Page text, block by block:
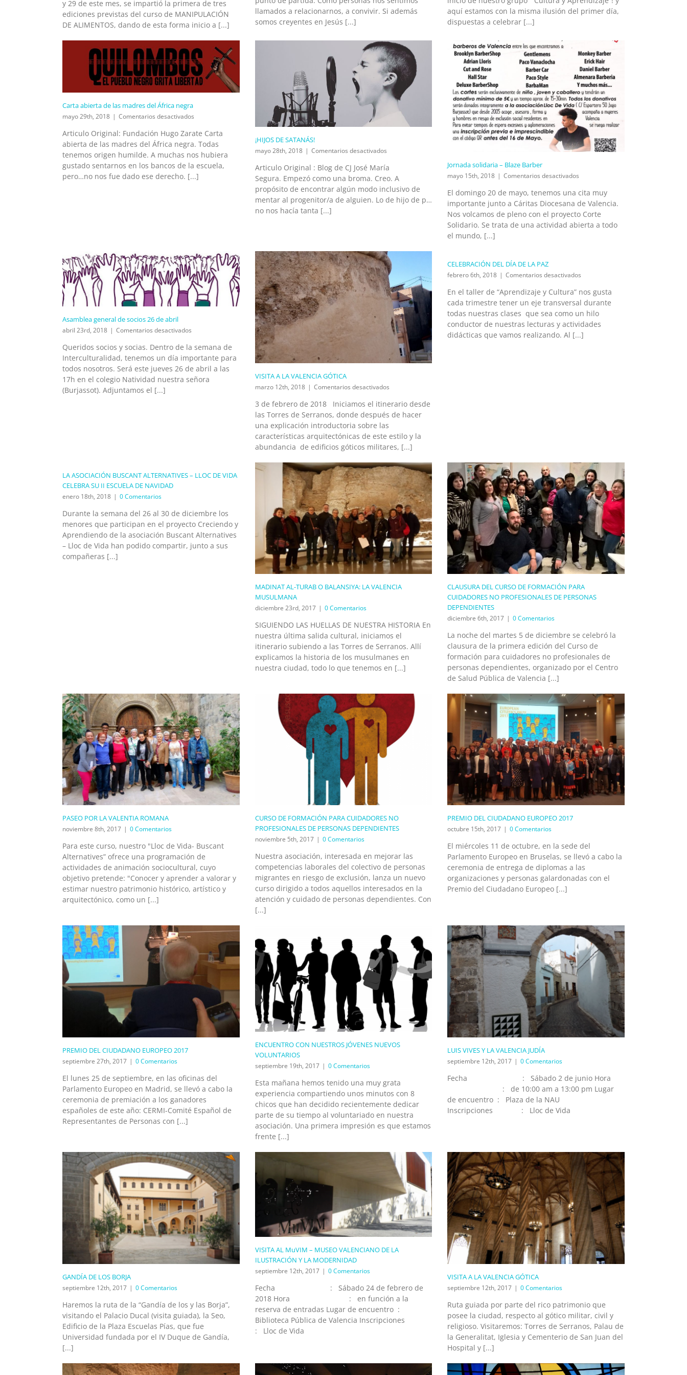
LOS
CURSOS
FORMACIÓN
y 29 de este mes, se impartió la primera de tres
ediciones previstas del curso de MANIPULACIÓN
DE ALIMENTOS, dando de esta forma inicio a [...]
llamados a relacionarnos, a convivir. Si además
somos creyentes en Jesús [...]
fin
de
aquí estamos con la misma ilusión del primer día,
dispuestas a celebrar [...]
Carta abierta de las madres del África negra
mayo 29th, 2018 | Comentarios desactivados
abierta
de
las
madres
del
África
Articulo Original: Fundación Hugo Zarate Carta
abierta de las madres del África negra. Todas
tenemos origen humilde. A muchas nos hubiera
gustado sentarnos en los bancos de la escuela,
pero…no nos fue dado ese derecho. [...]
¡HIJOS DE SATANÁS!
mayo 28th, 2018 | Comentarios desactivadosen
DE
SATANÁS!
Articulo Original : Blog de CJ José María
Segura. Empezó como una broma. Creo. A
propósito de encontrar algún modo inclusivo de
mentar al progenitor/a de alguien. Lo de hijo de p…
no nos hacía tanta [...]
Jornada solidaria – Blaze Barber
mayo 15th, 2018 | Comentarios desactivados
solidaria
–
Blaze
Barber
El domingo 20 de mayo, tenemos una cita muy
importante junto a Cáritas Diocesana de Valencia.
Nos volcamos de pleno con el proyecto Corte
Solidario. Se trata de una actividad abierta a todo
el mundo, [...]
Asamblea general de socios 26 de abril
abril 23rd, 2018 | Comentarios desactivados
general
de
socios
26
de
Queridos socios y socias. Dentro de la semana de
Interculturalidad, tenemos un día importante para
todos nosotros. Será este jueves 26 de abril a las
17h en el colegio Natividad nuestra señora
(Burjassot). Adjuntamos el [...]
VISITA A LA VALENCIA GÓTICA
marzo 12th, 2018 | Comentarios desactivadosen
A
LA
GÓTICA
3 de febrero de 2018 Iniciamos el itinerario desde
las Torres de Serranos, donde después de hacer
una explicación introductoria sobre las
características arquitectónicas de este estilo y la
abundancia de edificios góticos militares, [...]
CELEBRACIÓN DEL DÍA DE LA PAZ
febrero 6th, 2018 | Comentarios desactivados
DEL
DÍA
DE
LA
PAZ
En el taller de “Aprendizaje y Cultura” nos gusta
cada trimestre tener un eje transversal durante
todas nuestras clases que sea como un hilo
conductor de nuestras lecturas y actividades
didácticas que vamos realizando. Al [...]
LA ASOCIACIÓN BUSCANT ALTERNATIVES – LLOC DE VIDA
CELEBRA SU II ESCUELA DE NAVIDAD
enero 18th, 2018 | 0 Comentarios
Durante la semana del 26 al 30 de diciembre los
menores que participan en el proyecto Creciendo y
Aprendiendo de la asociación Buscant Alternatives
– Lloc de Vida han podido compartir, junto a sus
compañeras [...]
MADINAT AL-TURAB O BALANSIYA: LA VALENCIA
MUSULMANA
diciembre 23rd, 2017 | 0 Comentarios
SIGUIENDO LAS HUELLAS DE NUESTRA HISTORIA En
nuestra última salida cultural, iniciamos el
itinerario subiendo a las Torres de Serranos. Allí
explicamos la historia de los musulmanes en
nuestra ciudad, todo lo que tenemos en [...]
CLAUSURA DEL CURSO DE FORMACIÓN PARA
CUIDADORES NO PROFESIONALES DE PERSONAS
DEPENDIENTES
diciembre 6th, 2017 | 0 Comentarios
La noche del martes 5 de diciembre se celebró la
clausura de la primera edición del Curso de
formación para cuidadores no profesionales de
personas dependientes, organizado por el Centro
de Salud Pública de Valencia [...]
PASEO POR LA VALENTIA ROMANA
noviembre 8th, 2017 | 0 Comentarios
Para este curso, nuestro "Lloc de Vida- Buscant
Alternatives” ofrece una programación de
actividades de animación sociocultural, cuyo
objetivo pretende: "Conocer y aprender a valorar y
estimar nuestro patrimonio histórico, artístico y
arquitectónico, como un [...]
CURSO DE FORMACIÓN PARA CUIDADORES NO
PROFESIONALES DE PERSONAS DEPENDIENTES
noviembre 5th, 2017 | 0 Comentarios
Nuestra asociación, interesada en mejorar las
competencias laborales del colectivo de personas
migrantes en riesgo de exclusión, lanza un nuevo
curso dirigido a todos aquellos interesados en la
atención y cuidado de personas dependientes. Con
[...]
PREMIO DEL CIUDADANO EUROPEO 2017
octubre 15th, 2017 | 0 Comentarios
El miércoles 11 de octubre, en la sede del
Parlamento Europeo en Bruselas, se llevó a cabo la
ceremonia de entrega de diplomas a las
organizaciones y personas galardonadas con el
Premio del Ciudadano Europeo [...]
PREMIO DEL CIUDADANO EUROPEO 2017
septiembre 27th, 2017 | 0 Comentarios
El lunes 25 de septiembre, en las oficinas del
Parlamento Europeo en Madrid, se llevó a cabo la
ceremonia de premiación a los ganadores
españoles de este año: CERMI-Comité Español de
Representantes de Personas con [...]
ENCUENTRO CON NUESTROS JÓVENES NUEVOS
VOLUNTARIOS
septiembre 19th, 2017 | 0 Comentarios
Esta mañana hemos tenido una muy grata
experiencia compartiendo unos minutos con 8
chicos que han decidido recientemente dedicar
parte de su tiempo al voluntariado en nuestra
asociación. Una primera impresión es que estamos
frente [...]
LUIS VIVES Y LA VALENCIA JUDÍA
septiembre 12th, 2017 | 0 Comentarios
Fecha : Sábado 2 de junio Hora
: de 10:00 am a 13:00 pm Lugar
de encuentro : Plaza de la NAU
Inscripciones : Lloc de Vida
GANDÍA DE LOS BORJA
septiembre 12th, 2017 | 0 Comentarios
Haremos la ruta de la “Gandía de los y las Borja”,
visitando el Palacio Ducal (visita guiada), la Seo,
Edificio de la Plaza Escuelas Pías, que fue
Universidad fundada por el IV Duque de Gandía,
[...]
VISITA AL MuVIM – MUSEO VALENCIANO DE LA
ILUSTRACIÓN Y LA MODERNIDAD
septiembre 12th, 2017 | 0 Comentarios
Fecha : Sábado 24 de febrero de
2018 Hora : en función a la
reserva de entradas Lugar de encuentro :
Biblioteca Pública de Valencia Inscripciones
: Lloc de Vida
VISITA A LA VALENCIA GÓTICA
septiembre 12th, 2017 | 0 Comentarios
Ruta guiada por parte del rico patrimonio que
posee la ciudad, respecto al gótico militar, civil y
religioso. Visitaremos: Torres de Serranos, Palau de
la Generalitat, Iglesia y Cementerio de San Juan del
Hospital y [...]